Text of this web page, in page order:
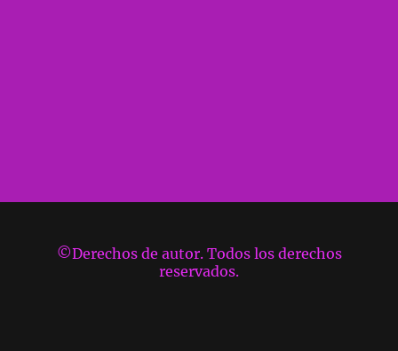
©Derechos de autor. Todos los derechos
reservados.